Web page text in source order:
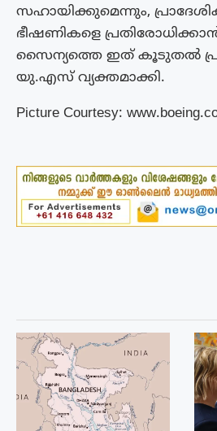
സഹായിക്കുമെന്നും,
ഭീഷണികളെ
സൈന്യത്തെ ഇത് കൂടുതല്‍
യു.എസ് വ്യക്തമാക്കി.
Picture Courtesy: